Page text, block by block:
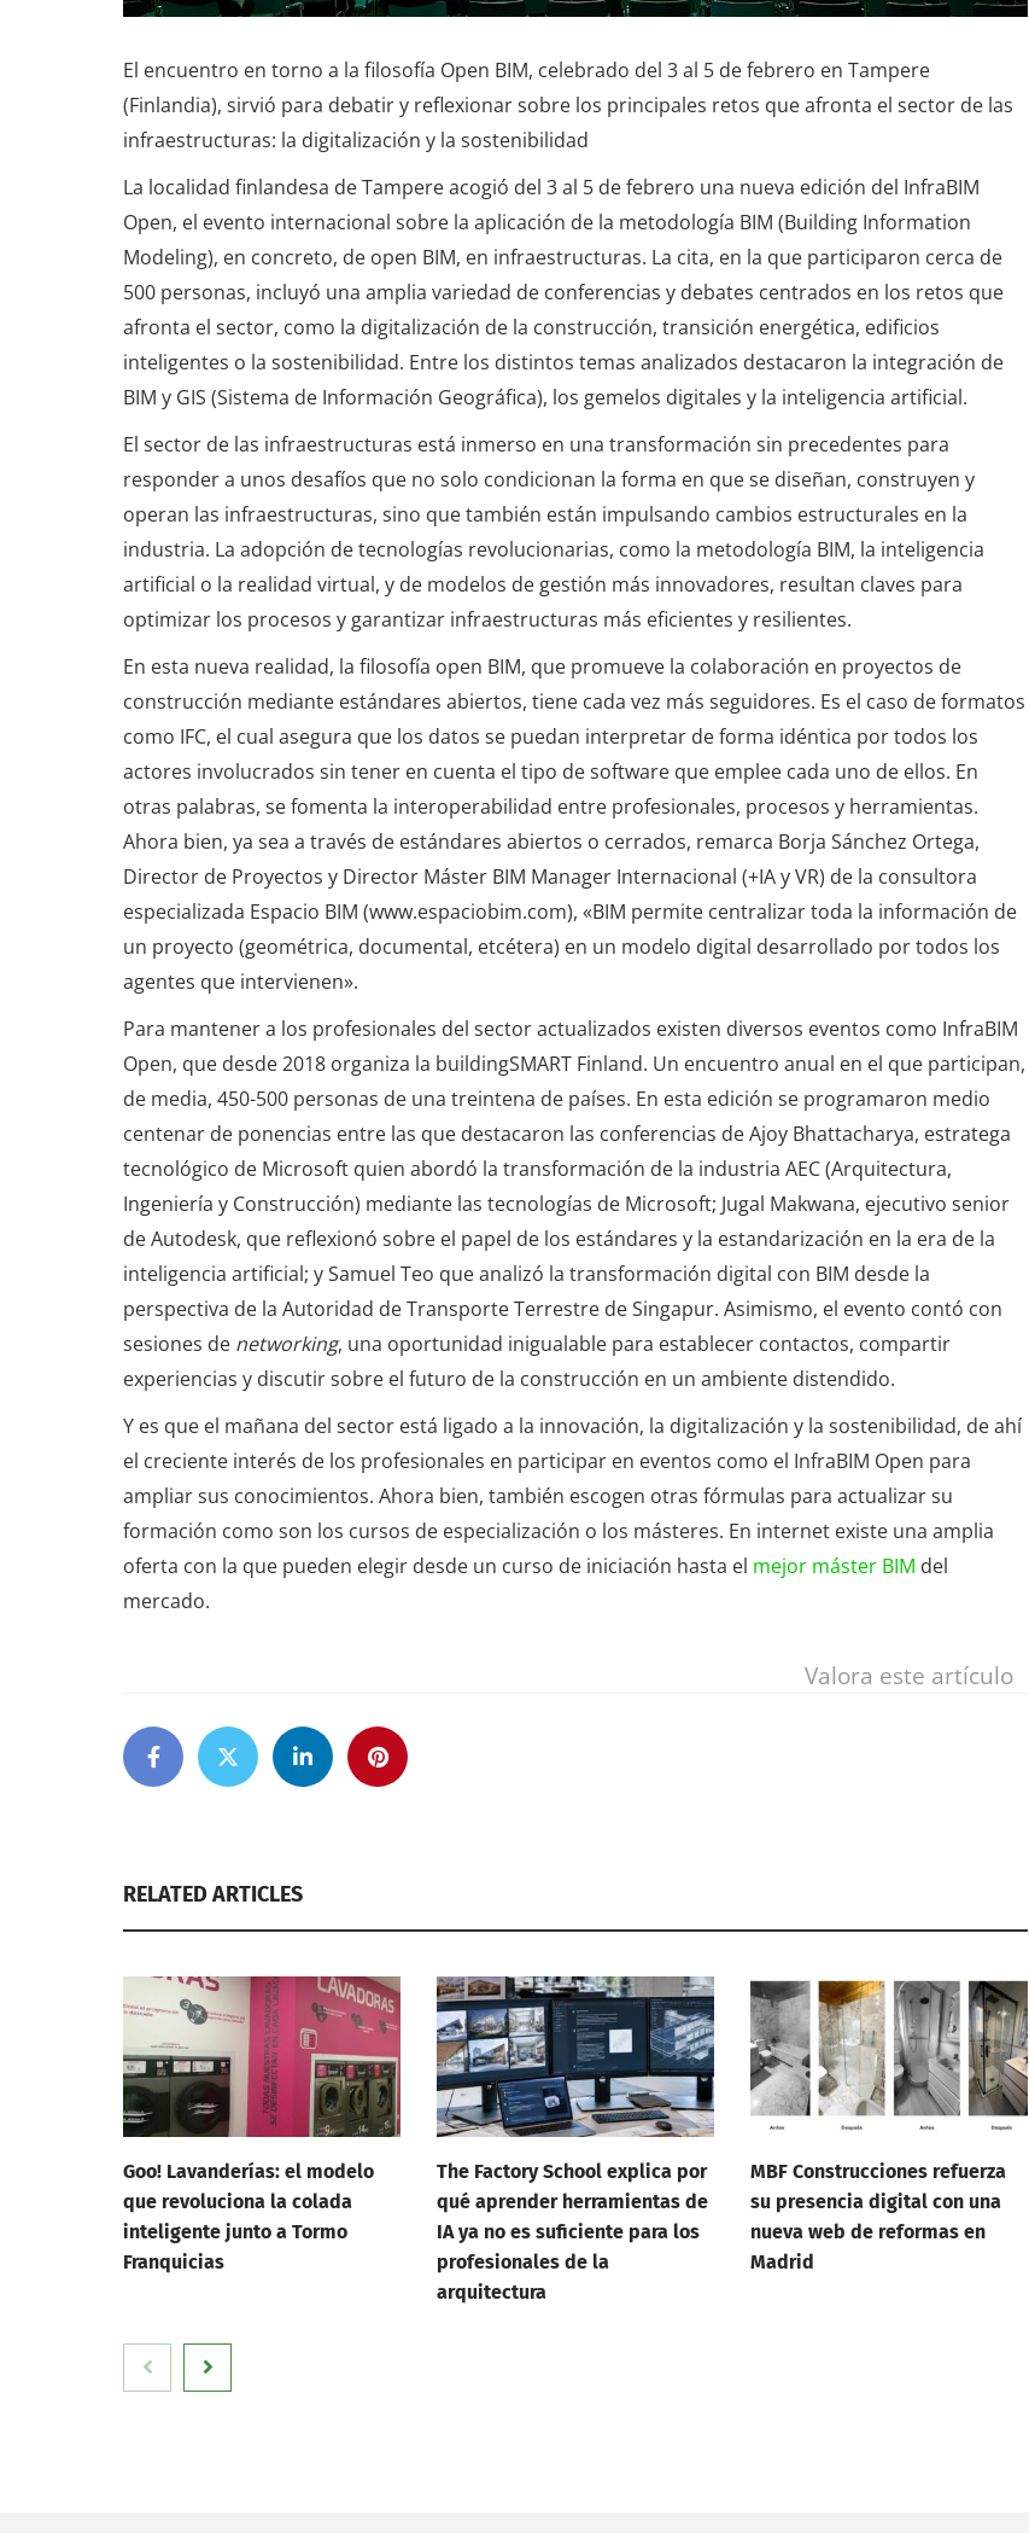
El encuentro en torno a la filosofía Open BIM, celebrado del 3 al 5 de febrero en Tampere
(Finlandia), sirvió para debatir y reflexionar sobre los principales retos que afronta el sector de las
infraestructuras: la digitalización y la sostenibilidad
La localidad finlandesa de Tampere acogió del 3 al 5 de febrero una nueva edición del InfraBIM
Open, el evento internacional sobre la aplicación de la metodología BIM (Building Information
Modeling), en concreto, de open BIM, en infraestructuras. La cita, en la que participaron cerca de
500 personas, incluyó una amplia variedad de conferencias y debates centrados en los retos que
afronta el sector, como la digitalización de la construcción, transición energética, edificios
inteligentes o la sostenibilidad. Entre los distintos temas analizados destacaron la integración de
BIM y GIS (Sistema de Información Geográfica), los gemelos digitales y la inteligencia artificial.
El sector de las infraestructuras está inmerso en una transformación sin precedentes para
responder a unos desafíos que no solo condicionan la forma en que se diseñan, construyen y
operan las infraestructuras, sino que también están impulsando cambios estructurales en la
industria. La adopción de tecnologías revolucionarias, como la metodología BIM, la inteligencia
artificial o la realidad virtual, y de modelos de gestión más innovadores, resultan claves para
optimizar los procesos y garantizar infraestructuras más eficientes y resilientes.
En esta nueva realidad, la filosofía open BIM, que promueve la colaboración en proyectos de
construcción mediante estándares abiertos, tiene cada vez más seguidores. Es el caso de formatos
como IFC, el cual asegura que los datos se puedan interpretar de forma idéntica por todos los
actores involucrados sin tener en cuenta el tipo de software que emplee cada uno de ellos. En
otras palabras, se fomenta la interoperabilidad entre profesionales, procesos y herramientas.
Ahora bien, ya sea a través de estándares abiertos o cerrados, remarca Borja Sánchez Ortega,
Director de Proyectos y Director Máster BIM Manager Internacional (+IA y VR) de la consultora
especializada Espacio BIM (www.espaciobim.com), «BIM permite centralizar toda la información de
un proyecto (geométrica, documental, etcétera) en un modelo digital desarrollado por todos los
agentes que intervienen».
Para mantener a los profesionales del sector actualizados existen diversos eventos como InfraBIM
Open, que desde 2018 organiza la buildingSMART Finland. Un encuentro anual en el que participan,
de media, 450-500 personas de una treintena de países. En esta edición se programaron medio
centenar de ponencias entre las que destacaron las conferencias de Ajoy Bhattacharya, estratega
tecnológico de Microsoft quien abordó la transformación de la industria AEC (Arquitectura,
Ingeniería y Construcción) mediante las tecnologías de Microsoft; Jugal Makwana, ejecutivo senior
de Autodesk, que reflexionó sobre el papel de los estándares y la estandarización en la era de la
inteligencia artificial; y Samuel Teo que analizó la transformación digital con BIM desde la
perspectiva de la Autoridad de Transporte Terrestre de Singapur. Asimismo, el evento contó con
sesiones de networking, una oportunidad inigualable para establecer contactos, compartir
experiencias y discutir sobre el futuro de la construcción en un ambiente distendido.
Y es que el mañana del sector está ligado a la innovación, la digitalización y la sostenibilidad, de ahí
el creciente interés de los profesionales en participar en eventos como el InfraBIM Open para
ampliar sus conocimientos. Ahora bien, también escogen otras fórmulas para actualizar su
formación como son los cursos de especialización o los másteres. En internet existe una amplia
oferta con la que pueden elegir desde un curso de iniciación hasta el mejor máster BIM del
mercado.
Valora este artículo
RELATED ARTICLES
Goo! Lavanderías: el modelo
que revoluciona la colada
inteligente junto a Tormo
Franquicias
The Factory School explica por
qué aprender herramientas de
IA ya no es suficiente para los
profesionales de la
arquitectura
MBF Construcciones refuerza
su presencia digital con una
nueva web de reformas en
Madrid